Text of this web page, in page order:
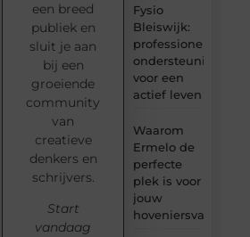
Fysio
Bleiswijk:
professionele
ondersteuning
voor een
actief leven
Waarom
Ermelo de
perfecte
plek is voor
jouw
een breed
publiek en
sluit je aan
bij een
groeiende
community
van
creatieve
denkers en
schrijvers.
Start
vandaag